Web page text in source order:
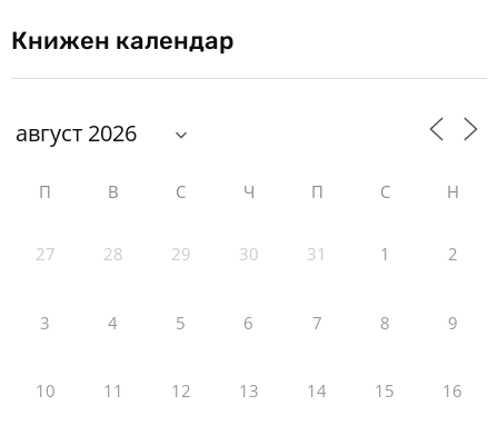
Книжен календар
П В С Ч П С Н
27 28 29 30 31 1 2
3 4 5 6 7 8 9
10 11 12 13 14 15 16